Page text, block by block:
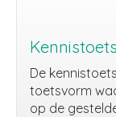
De
toetsvorm
op de